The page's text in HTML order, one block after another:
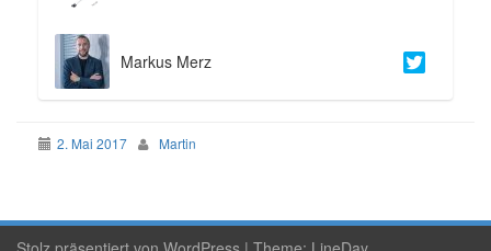
Markus Merz
2. Mai 2017 Martin